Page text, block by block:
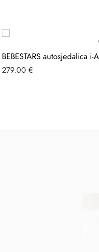
279.00 €